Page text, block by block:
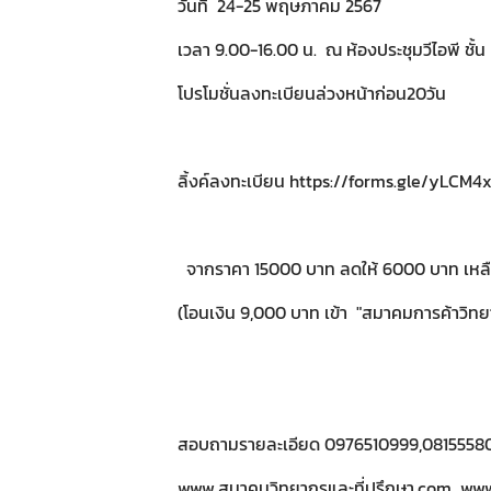
วันที่ 24-25 พฤษภาคม 2567
เวลา 9.00-16.00 น. ณ ห้องประชุมวีไอพี
โปรโมชั่นลงทะเบียนล่วงหน้าก่อน20วัน
ลิ้งค์ลงทะเบียน https://forms.gle/
จากราคา 15000 บาท ลดให้ 6000 บาท เ
(โอนเงิน 9,000 บาท เข้า "สมาคมการค้าวิ
สอบถามรายละเอียด